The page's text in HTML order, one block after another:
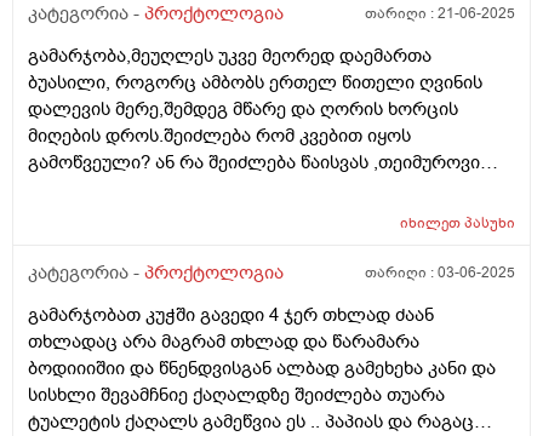
შეგრძნება და მოშარდვის. • მადა ქრება როცა ასე ვარ
თუმცა როცა დაწყნარდება სიმპტომები რასაც არ ვჭამ,
ორგანიზმი იმის აღდგენას მთხოვს და როცა ავღადგენ
და კარგად შევჭამ შემდეგ ისევ მეწყება თითქოს
მატრიცაში ვარ და ჩემსთავს ვუჩალიჩებ და იქნებ
დამეხმაროთ მადლობა დიდი წინასწარ, ვფიქრობ,
შესაძლოა ნაწლავის ან ნაღვლის პრობლემა იყოს
შეგრძნებაც მაქვს ცოტათი და დილას უფრო შეტევები
ხილს არ ვჭამ და ჯანსაღად ეს შეიძლება იყოს ამის
თავი რაც ვნახე სიმპტომები ნაწლავის კიბოს გავდა და
შევშფოთდი 17 ის ეხლა გავხდი და ისეთს არ ვჭამ
არაფერს ასე რომ ვიყო
კატეგორია - პროქტოლოგია თარიღი :21-06-2025
გამარჯობა,მეუღლეს უკვე მეორედ დაემართა
ბუასილი, როგორც ამბობს ერთელ წითელი ღვინის
დალევის მერე,შემდეგ მწარე და ღორის ხორცის
მიღების დროს.შეიძლება რომ კვებით იყოს
გამოწვეული? ან რა შეიძლება წაისვას ,თეიმუროვი
როგორ უნდა მოიქცეს ,რა შეიძლება იხმაროს
იხილეთპასუხი
კატეგორია - პროქტოლოგია თარიღი :03-06-2025
გამარჯობათ კუჭში გავედი 4 ჯერ თხლად ძაან
თხლადაც არა მაგრამ თხლად და წარამარა
ბოდიიიშიი და წნენდვისგან ალბად გამეხეხა კანი და
სისხლი შევამჩნიე ქაღალდზე შეიძლება თუარა
ტუალეტის ქაღალს გამეწვია ეს .. პაპიას და რაგაც